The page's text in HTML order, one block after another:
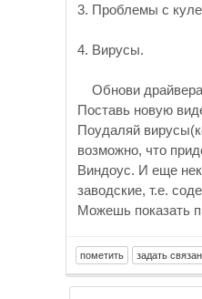
3. Проблемы с
4. Вирусы.
Обнови
Поставь новую
Поудаляй
возможно, что
Виндоус. И еще
заводские, т.е.
Можешь показать